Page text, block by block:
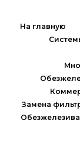
На главную
Замена